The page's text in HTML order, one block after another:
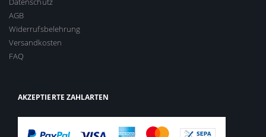
AGB
Widerrufsbelehrung
Versandkosten
FAQ
AKZEPTIERTE ZAHLARTEN